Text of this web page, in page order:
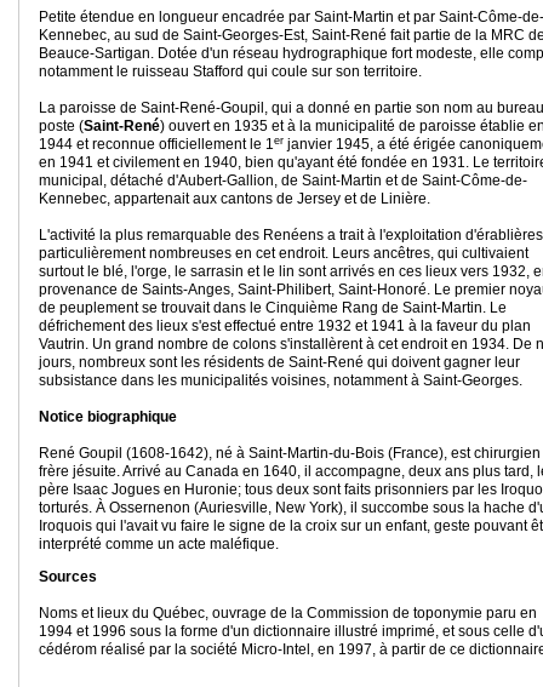
Petite étendue en longueur encadrée par Saint-Martin et par Saint-Côme-de-
Kennebec, au sud de Saint-Georges-Est, Saint-René fait partie de la MRC
Beauce-Sartigan. Dotée d'un réseau hydrographique fort modeste, elle
notamment le ruisseau Stafford qui coule sur son territoire.
La paroisse de Saint-René-Goupil, qui a donné en partie son nom au
poste (Saint-René) ouvert en 1935 et à la municipalité de paroisse établie
1944 et reconnue officiellement le 1er janvier 1945, a été érigée
en 1941 et civilement en 1940, bien qu'ayant été fondée en 1931. Le
municipal, détaché d'Aubert-Gallion, de Saint-Martin et de Saint-Côme-de-
Kennebec, appartenait aux cantons de Jersey et de Linière.
L'activité la plus remarquable des Renéens a trait à l'exploitation
particulièrement nombreuses en cet endroit. Leurs ancêtres, qui cultivaient
surtout le blé, l'orge, le sarrasin et le lin sont arrivés en ces lieux vers 1932,
provenance de Saints-Anges, Saint-Philibert, Saint-Honoré. Le premier
de peuplement se trouvait dans le Cinquième Rang de Saint-Martin. Le
défrichement des lieux s'est effectué entre 1932 et 1941 à la faveur du plan
Vautrin. Un grand nombre de colons s'installèrent à cet endroit en 1934. De
jours, nombreux sont les résidents de Saint-René qui doivent gagner leur
subsistance dans les municipalités voisines, notamment à Saint-Georges.
Notice biographique
René Goupil (1608-1642), né à Saint-Martin-du-Bois (France), est chirurgien
frère jésuite. Arrivé au Canada en 1640, il accompagne, deux ans plus tard,
père Isaac Jogues en Huronie; tous deux sont faits prisonniers par les
torturés. À Ossernenon (Auriesville, New York), il succombe sous la hache
Iroquois qui l'avait vu faire le signe de la croix sur un enfant, geste pouvant
interprété comme un acte maléfique.
Sources
Noms et lieux du Québec, ouvrage de la Commission de toponymie paru en
1994 et 1996 sous la forme d'un dictionnaire illustré imprimé, et sous celle
cédérom réalisé par la société Micro-Intel, en 1997, à partir de ce